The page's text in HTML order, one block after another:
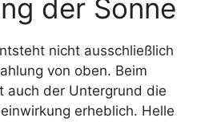
der Sonne
nicht ausschließlich
von oben. Beim
auch der Untergrund die
erheblich. Helle